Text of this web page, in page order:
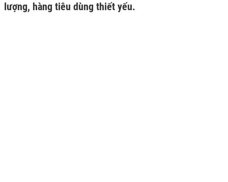
lượng, hàng tiêu dùng thiết yếu.